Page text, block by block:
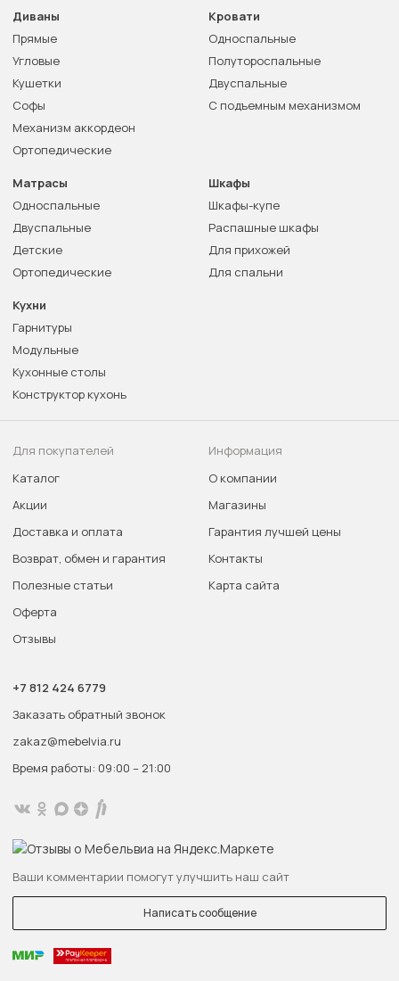
Диваны
Прямые
Угловые
Кушетки
Софы
Механизм аккордеон
Ортопедические
Кровати
Односпальные
Полутороспальные
Двуспальные
С подъемным механизмом
Матрасы
Односпальные
Двуспальные
Детские
Ортопедические
Шкафы
Шкафы-купе
Распашные шкафы
Для прихожей
Для спальни
Кухни
Гарнитуры
Модульные
Кухонные столы
Конструктор кухонь
Для покупателей
Каталог
Акции
Доставка и оплата
Возврат, обмен и гарантия
Полезные статьи
Оферта
Отзывы
Информация
О компании
Магазины
Гарантия лучшей цены
Контакты
Карта сайта
+7 812 424 6779
Заказать обратный звонок
zakaz@mebelvia.ru
Время работы: 09:00 – 21:00
Ваши комментарии помогут улучшить наш сайт
Написать сообщение